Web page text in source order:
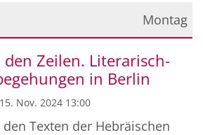
Montag
2024
Zeilen. Literarisch-
in Berlin
Nov. 2024 13:00
Texten der Hebräischen